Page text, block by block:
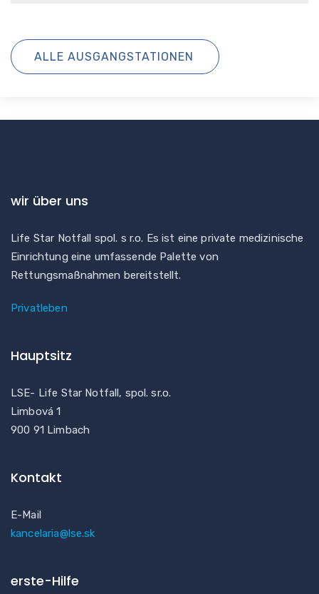
ALLE AUSGANGSTATIONEN
wir über uns
Life Star Notfall spol. s r.o. Es ist eine private medizinische
Einrichtung eine umfassende Palette von
Rettungsmaßnahmen bereitstellt.
Privatleben
Hauptsitz
LSE- Life Star Notfall, spol. sr.o.
Limbová 1
900 91 Limbach
Kontakt
E-Mail
kancelaria@lse.sk
erste-Hilfe